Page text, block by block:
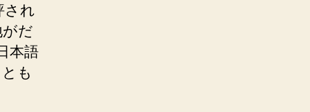
され
だ
本語
も